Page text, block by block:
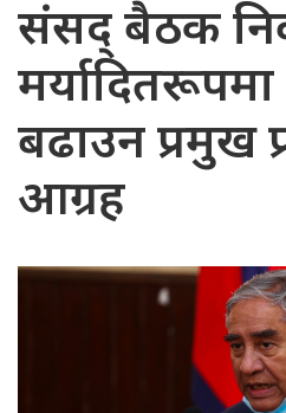
संसद् बैठक
बढाउन प्रमुख
आग्रह